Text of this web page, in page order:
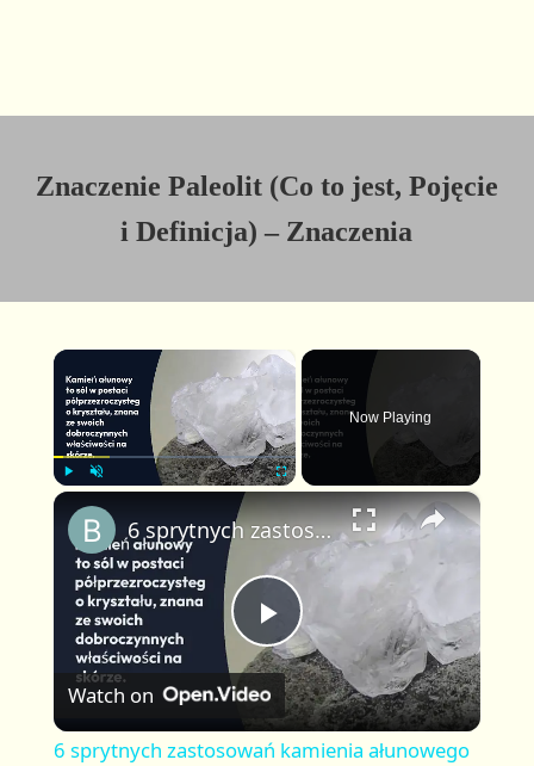
Znaczenie Paleolit (Co to jest, Pojęcie
i Definicja) – Znaczenia
×
l n
m
u
e
u
l
c
r
e
n
Now Playing
×
P
l
6 sprytnych zastosowań kamienia ałunowego dla Twojej skóry i urody
Watch on
6 sprytnych zastosowań kamienia ałunowego